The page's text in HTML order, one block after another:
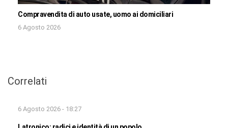
Compravendita di auto usate, uomo ai domiciliari
6 Agosto 2026
Correlati
6 Agosto 2026 - 18:27